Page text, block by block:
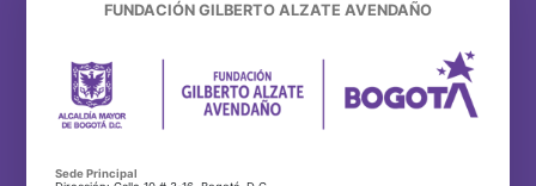
FUNDACIÓN GILBERTO ALZATE AVENDAÑO
Sede Principal